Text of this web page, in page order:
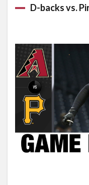
D-backs vs.